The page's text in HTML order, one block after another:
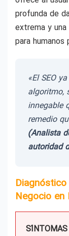
profunda de
extrema y
para
«El SEO
algoritmo,
innegable
remedio
(Analista
autoridad
Negocio en